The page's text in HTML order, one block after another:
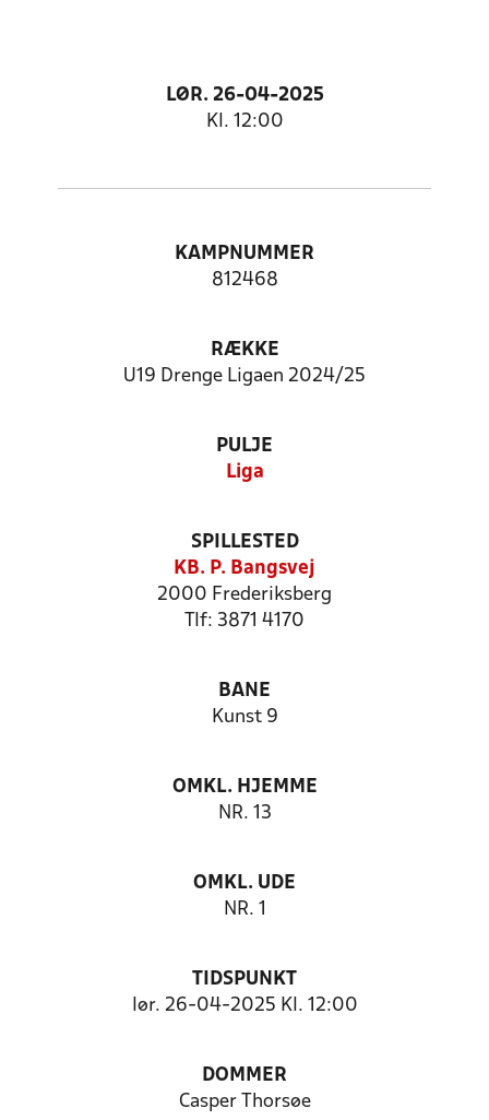
LØR. 26-04-2025
Kl. 12:00
KAMPNUMMER
812468
RÆKKE
U19 Drenge Ligaen 2024/25
PULJE
Liga
SPILLESTED
KB. P. Bangsvej
2000 Frederiksberg
Tlf: 3871 4170
BANE
Kunst 9
OMKL. HJEMME
NR. 13
OMKL. UDE
NR. 1
TIDSPUNKT
lør. 26-04-2025 Kl. 12:00
DOMMER
Casper Thorsøe